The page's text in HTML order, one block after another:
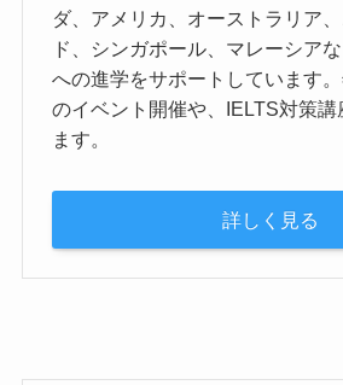
ダ、アメリカ、オーストラリア
ド、シンガポール、マレーシア
への進学をサポートしています
のイベント開催や、IELTS対策講
ます。
詳しく見る